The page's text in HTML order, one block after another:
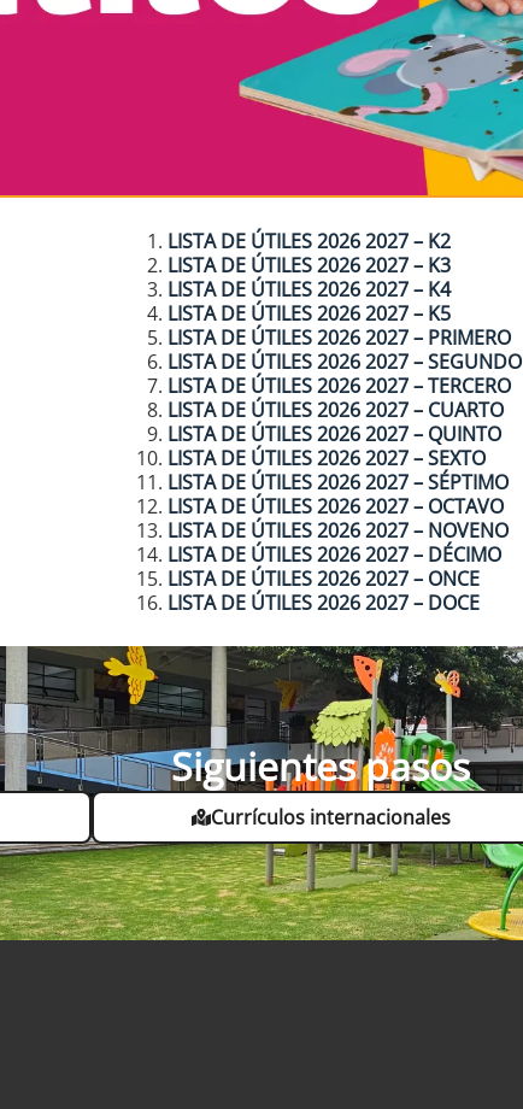
LISTA DE ÚTILES 2026 2027 – K2
LISTA DE ÚTILES 2026 2027 – K3
LISTA DE ÚTILES 2026 2027 – K4
LISTA DE ÚTILES 2026 2027 – K5
LISTA DE ÚTILES 2026 2027 – PRIMERO
LISTA DE ÚTILES 2026 2027 – SEGUNDO
LISTA DE ÚTILES 2026 2027 – TERCERO
LISTA DE ÚTILES 2026 2027 – CUARTO
LISTA DE ÚTILES 2026 2027 – QUINTO
LISTA DE ÚTILES 2026 2027 – SEXTO
LISTA DE ÚTILES 2026 2027 – SÉPTIMO
LISTA DE ÚTILES 2026 2027 – OCTAVO
LISTA DE ÚTILES 2026 2027 – NOVENO
LISTA DE ÚTILES 2026 2027 – DÉCIMO
LISTA DE ÚTILES 2026 2027 – ONCE
LISTA DE ÚTILES 2026 2027 – DOCE
Siguientes pasos
Currículos internacionales